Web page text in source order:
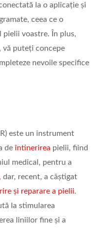
la o aplicație și
ceea ce o
voastre. În plus,
vă puteți concepe
nevoile specifice
este un instrument
deîntinerirea pielii, fiind
medical, pentru a
, dar, recent, a câștigat
și reparare a pielii.
la stimularea
liniilor fine și a